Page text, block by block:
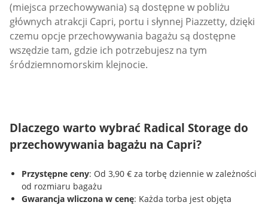
(miejsca przechowywania) są dostępne w pobliżu
głównych atrakcji Capri, portu i słynnej Piazzetty, dzięki
czemu opcje przechowywania bagażu są dostępne
wszędzie tam, gdzie ich potrzebujesz na tym
śródziemnomorskim klejnocie.
Dlaczego warto wybrać Radical Storage do
przechowywania bagażu na Capri?
Przystępne ceny: Od 3,90 € za torbę dziennie w zależności
od rozmiaru bagażu
Gwarancja wliczona w cenę: Każda torba jest objęta